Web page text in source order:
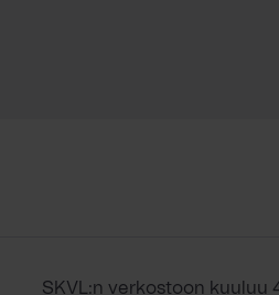
SKVL:n verkostoon kuuluu